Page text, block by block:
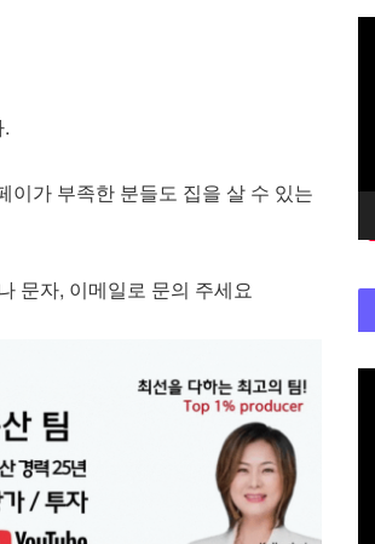
이가 부족한 분들도 집을 살 수 있는
문자, 이메일로 문의 주세요